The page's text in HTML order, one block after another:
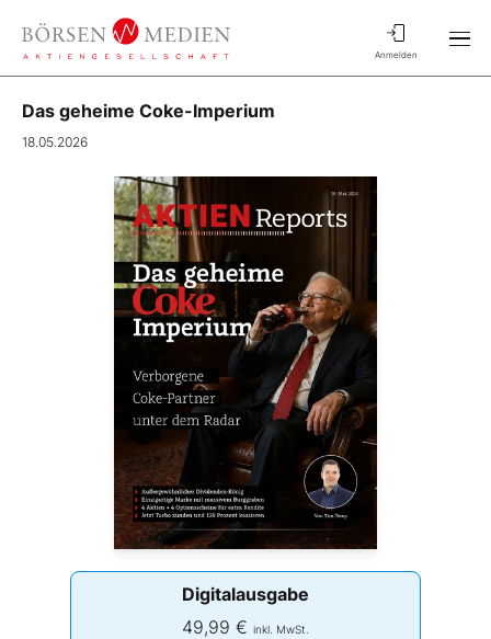
Anmelden
Das geheime Coke-Imperium
18.05.2026
Digitalausgabe
49,99 € inkl. MwSt.